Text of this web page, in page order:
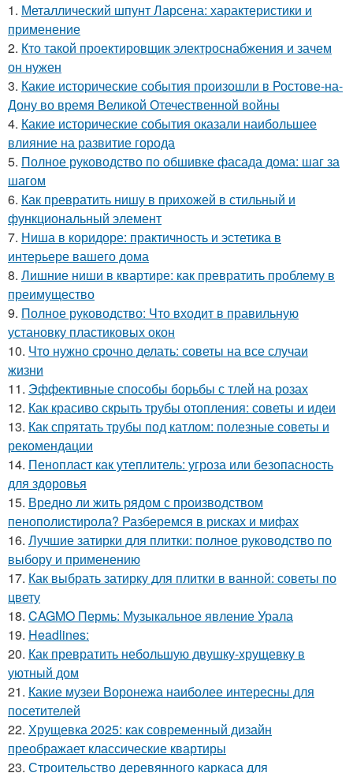
1. Металлический шпунт Ларсена: характеристики и
применение
2. Кто такой проектировщик электроснабжения и зачем
он нужен
3. Какие исторические события произошли в Ростове-на-
Дону во время Великой Отечественной войны
4. Какие исторические события оказали наибольшее
влияние на развитие города
5. Полное руководство по обшивке фасада дома: шаг за
шагом
6. Как превратить нишу в прихожей в стильный и
функциональный элемент
7. Ниша в коридоре: практичность и эстетика в
интерьере вашего дома
8. Лишние ниши в квартире: как превратить проблему в
преимущество
9. Полное руководство: Что входит в правильную
установку пластиковых окон
10. Что нужно срочно делать: советы на все случаи
жизни
11. Эффективные способы борьбы с тлей на розах
12. Как красиво скрыть трубы отопления: советы и идеи
13. Как спрятать трубы под катлом: полезные советы и
рекомендации
14. Пенопласт как утеплитель: угроза или безопасность
для здоровья
15. Вредно ли жить рядом с производством
пенополистирола? Разберемся в рисках и мифах
16. Лучшие затирки для плитки: полное руководство по
выбору и применению
17. Как выбрать затирку для плитки в ванной: советы по
цвету
18. CAGMO Пермь: Музыкальное явление Урала
19. Headlines:
20. Как превратить небольшую двушку-хрущевку в
уютный дом
21. Какие музеи Воронежа наиболее интересны для
посетителей
22. Хрущевка 2025: как современный дизайн
преображает классические квартиры
23. Строительство деревянного каркаса для